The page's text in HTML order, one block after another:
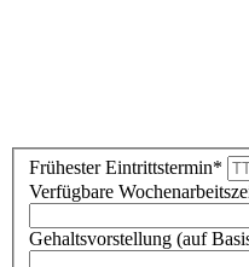
Frühester Eintrittstermin*
Verfügbare
Gehaltsvorstellung (auf